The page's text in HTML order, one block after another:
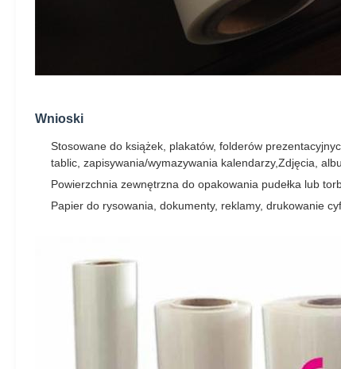
Wnioski
Stosowane do książek, plakatów, folderów
tablic, zapisywania/wymazywania kalendarzy,Zdjęcia,
Powierzchnia zewnętrzna do opakowania pudełka lub
Papier do rysowania, dokumenty, reklamy, drukowanie